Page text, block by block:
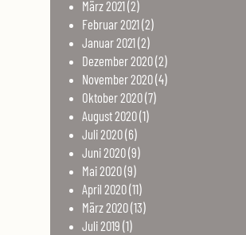
März2021(2)
Februar2021(2)
Januar2021(2)
Dezember2020(2)
November2020(4)
Oktober2020(7)
August2020(1)
Juli2020(6)
Juni2020(9)
Mai2020(9)
April 2020(11)
März2020(13)
Juli2019 (1)